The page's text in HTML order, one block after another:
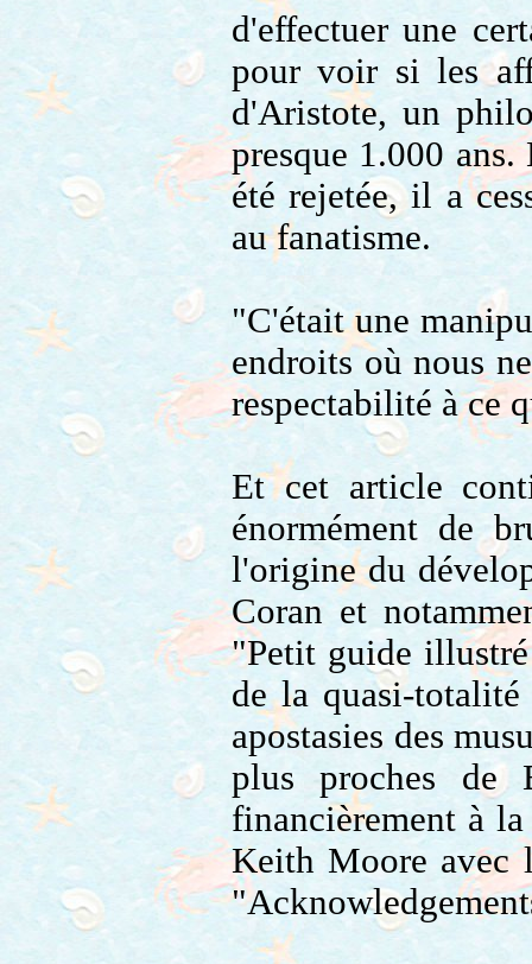
d'effectuer une
pour voir si les
d'Aristote, un
presque 1.000
été rejetée, il a
au fanatisme.
"C'était une
endroits où nous
respectabilité à ce
Et cet article
énormément de
l'origine du
Coran et
"Petit guide
de la quasi-
apostasies des
plus proches de
financièrement à
Keith Moore avec